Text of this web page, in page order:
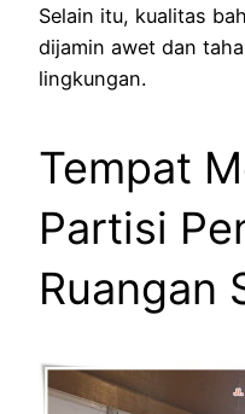
Selain itu, kualitas
dijamin awet dan
lingkungan.
Tempat
Partisi
Ruangan